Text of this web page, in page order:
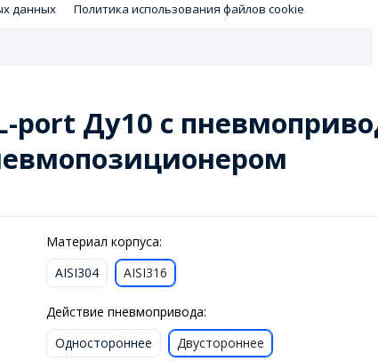
данных Политика использования файлов cookie
port Ду10 с
Материал корпуса:
AISI304
AISI316
Действие пневмопривода:
Одностороннее
Двустороннее